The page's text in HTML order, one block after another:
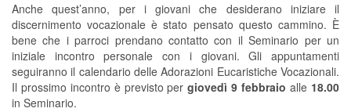
Anche quest’anno, per i giovani che desiderano iniziare il
discernimento vocazionale è stato pensato questo cammino. È
bene che i parroci prendano contatto con il Seminario per un
iniziale incontro personale con i giovani. Gli appuntamenti
seguiranno il calendario delle Adorazioni Eucaristiche Vocazionali.
Il prossimo incontro è previsto pergiovedì 9 febbraioalle 18.00
in Seminario.